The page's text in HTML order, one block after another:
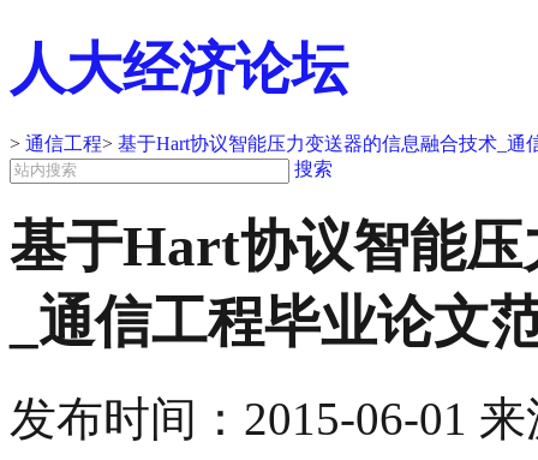
人大经济论坛
> 通信工程> 基于Hart协议智能压力变送器的信息融合技术_通
搜索
基于Hart协议智能
_通信工程毕业论文
发布时间： 2015-06-01 来